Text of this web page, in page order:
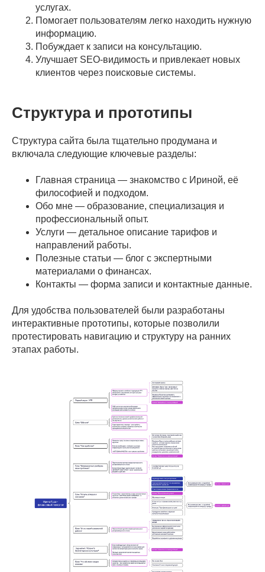
услугах.
Помогает пользователям легко находить нужную
информацию.
Побуждает к записи на консультацию.
Улучшает SEO-видимость и привлекает новых
клиентов через поисковые системы.
Структура и прототипы
Структура сайта была тщательно продумана и
включала следующие ключевые разделы:
Главная страница — знакомство с Ириной, её
философией и подходом.
Обо мне — образование, специализация и
профессиональный опыт.
Услуги — детальное описание тарифов и
направлений работы.
Полезные статьи — блог с экспертными
материалами о финансах.
Контакты — форма записи и контактные данные.
Для удобства пользователей были разработаны
интерактивные прототипы, которые позволили
протестировать навигацию и структуру на ранних
этапах работы.